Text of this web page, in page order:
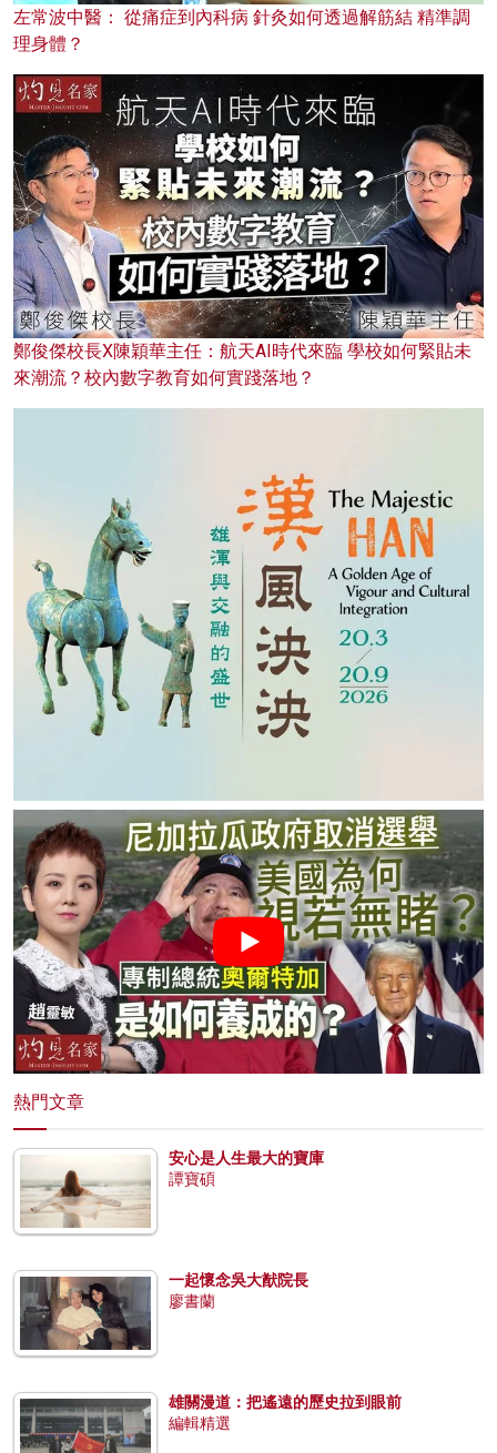
左常波中醫： 從痛症到內科病 針灸如何透過解筋結 精準調
理身體？
鄭俊傑校長X陳穎華主任：航天AI時代來臨 學校如何緊貼未
來潮流？校內數字教育如何實踐落地？
熱門文章
安心是人生最大的寶庫
譚寶碩
一起懷念吳大猷院長
廖書蘭
雄關漫道：把遙遠的歷史拉到眼前
編輯精選